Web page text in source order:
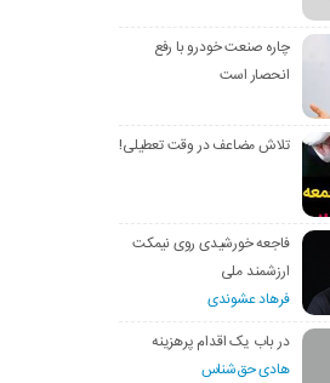
چاره صنعت خودرو با رفع
انحصار است
تلاش مضاعف در وقت تعطیلی!
فاجعه خورشیدی روی نیمکت
ارزشمند ملی
فرهاد عشوندی
در باب یک اقدام پرهزینه
هادی حق‌شناس